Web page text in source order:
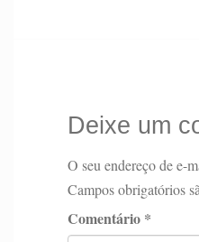
Deixe um
O seu endereço de e-
Campos obrigatórios
Comentário *